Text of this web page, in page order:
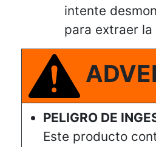
intente
para extraer la
PELIGRO DE
Este producto